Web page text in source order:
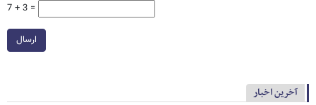
7 + 3 =
ارسال
آخرین اخبار